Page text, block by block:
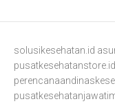
solusikesehatan.id
pusatkesehatanstore.id